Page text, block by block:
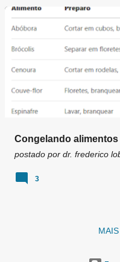
g
Congelando alimentos
postado por dr. frederico
3